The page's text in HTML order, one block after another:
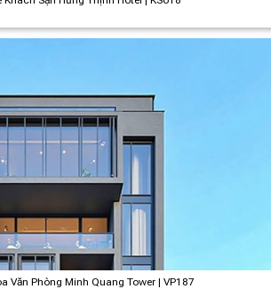
Văn Phòng Minh Quang Tower | VP187